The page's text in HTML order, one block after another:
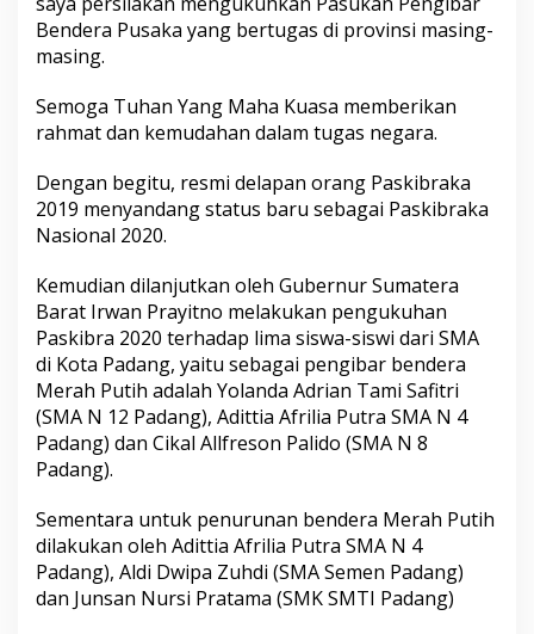
n
P
i
b
a
P
r
i
n
s
i
S
u
m
a
a
B
a
r
a
Bendera Pusaka yang bertugas di provinsi masing-
masing.
Semoga Tuhan Yang Maha Kuasa memberikan
rahmat dan kemudahan dalam tugas negara.
Dengan begitu, resmi delapan orang Paskibraka
2019 menyandang status baru sebagai Paskibraka
Nasional 2020.
Kemudian dilanjutkan oleh Gubernur Sumatera
Barat Irwan Prayitno melakukan pengukuhan
Paskibra 2020 terhadap lima siswa-siswi dari SMA
di Kota Padang, yaitu sebagai pengibar bendera
Merah Putih adalah Yolanda Adrian Tami Safitri
(SMA N 12 Padang), Adittia Afrilia Putra SMA N 4
Padang) dan Cikal Allfreson Palido (SMA N 8
Padang).
Sementara untuk penurunan bendera Merah Putih
dilakukan oleh Adittia Afrilia Putra SMA N 4
Padang), Aldi Dwipa Zuhdi (SMA Semen Padang)
dan Junsan Nursi Pratama (SMK SMTI Padang)